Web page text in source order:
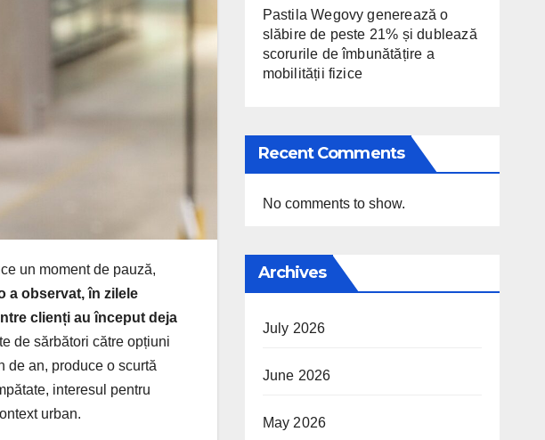
un moment de pauză,
a observat, în zilele
clienți au început deja
de sărbători către opțiuni
de an, produce o scurtă
interesul pentru
urban.
Pastila Wegovy generează o
slăbire de peste 21% și dublează
scorurile de îmbunătățire a
mobilității fizice
Recent Comments
No comments to show.
Archives
July 2026
June 2026
May 2026